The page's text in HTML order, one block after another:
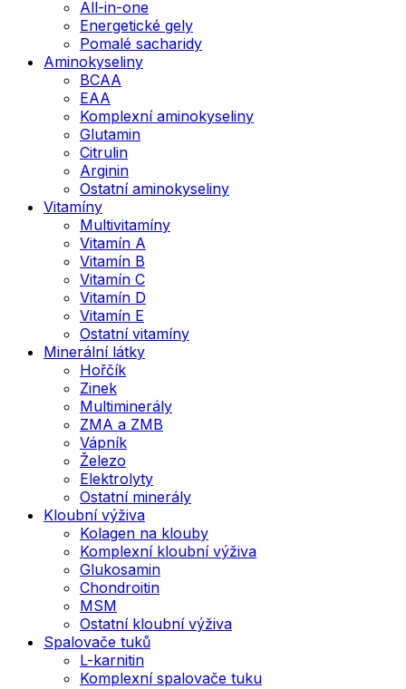
All-in-one
Energetické gely
Pomalé sacharidy
Aminokyseliny
BCAA
EAA
Komplexní aminokyseliny
Glutamin
Citrulin
Arginin
Ostatní aminokyseliny
Vitamíny
Multivitamíny
Vitamín A
Vitamín B
Vitamín C
Vitamín D
Vitamín E
Ostatní vitamíny
Minerální látky
Hořčík
Zinek
Multiminerály
ZMA a ZMB
Vápník
Železo
Elektrolyty
Ostatní minerály
Kloubní výživa
Kolagen na klouby
Komplexní kloubní výživa
Glukosamin
Chondroitin
MSM
Ostatní kloubní výživa
Spalovače tuků
L-karnitin
Komplexní spalovače tuku